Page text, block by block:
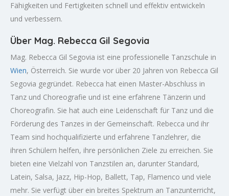
Fähigkeiten und Fertigkeiten schnell und effektiv entwickeln
und verbessern.
Über Mag. Rebecca Gil Segovia
Mag. Rebecca Gil Segovia ist eine professionelle Tanzschule in
Wien, Österreich. Sie wurde vor über 20 Jahren von Rebecca Gil
Segovia gegründet. Rebecca hat einen Master-Abschluss in
Tanz und Choreografie und ist eine erfahrene Tänzerin und
Choreografin. Sie hat auch eine Leidenschaft für Tanz und die
Förderung des Tanzes in der Gemeinschaft. Rebecca und ihr
Team sind hochqualifizierte und erfahrene Tanzlehrer, die
ihren Schülern helfen, ihre persönlichen Ziele zu erreichen. Sie
bieten eine Vielzahl von Tanzstilen an, darunter Standard,
Latein, Salsa, Jazz, Hip-Hop, Ballett, Tap, Flamenco und viele
mehr. Sie verfügt über ein breites Spektrum an Tanzunterricht,